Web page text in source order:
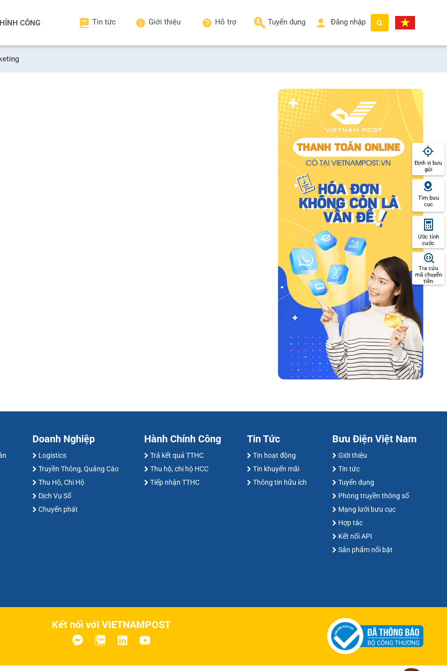
CÔNG Tin tức Giới thiệu Hỗ trợ Tuyển dụng Đăng nhập
Doanh Nghiệp
Logistics
Truyền Thông, Quảng Cáo
Thu Hộ, Chi Hộ
Dịch Vụ Số
Chuyển phát
Hành Chính Công
Trả kết quả TTHC
Thu hộ, chi hộ HCC
Tiếp nhận TTHC
Tin Tức
Tin hoạt động
Tin khuyến mãi
Thông tin hữu ích
Bưu Điện Việt Nam
Giới thiệu
Tin tức
Tuyển dụng
Phòng truyền thông số
Mạng lưới bưu cục
Hợp tác
Kết nối API
Sản phẩm nổi bật
Kết nối với VIETNAMPOST
Định vị bưu
gửi
Tìm bưu
cục
Ước tính
cước
Tra cứu
mã chuyển
tiền